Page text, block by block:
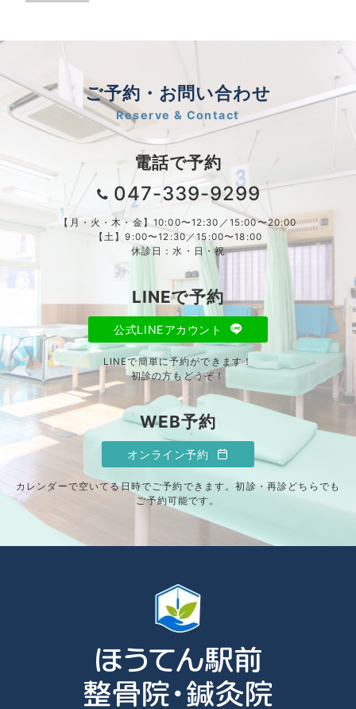
ご予約・お問い合わせ
Reserve & Contact
電話で予約
047-339-9299
【月・火・木・金】10:00〜12:30／15:00〜20:00
【土】9:00〜12:30／15:00〜18:00
休診日：水・日・祝
LINEで予約
公式LINEアカウント
LINEで簡単に予約ができます！
初診の方もどうぞ！
WEB予約
オンライン予約
カレンダーで空いてる日時でご予約できます。初診・再診どちらでも
ご予約可能です。